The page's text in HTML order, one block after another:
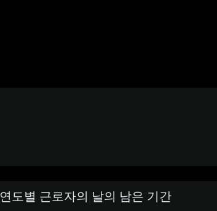
연도별 근로자의 날의 남은 기간